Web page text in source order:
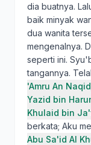
dia buatnya.
baik minyak
dua wanita
mengenalnya.
seperti ini.
tangannya.
'Amru An Naqid
Yazid bin
Khulaid bin
berkata; Aku
Abu Sa'id Al